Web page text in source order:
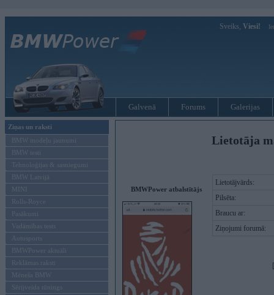
Sveiks, Viesi!
Galvenā Forums Galerijas
Ziņas un raksti
BMW modeļu jaunumi
BMW testi
Tehnoloģijas & sasniegumi
BMW Latvijā
MINI
Rolls-Royce
Pasākumi
Vadāmības tests
Autosports
BMWPower aktuāli
Reklāmas raksti
Mēneša BMW
Sērijveida tūnings
Lietotāja
BMWPower atbalstītājs
Lietotājvārds:
Pilsēta:
Braucu ar:
Ziņojumi forumā: